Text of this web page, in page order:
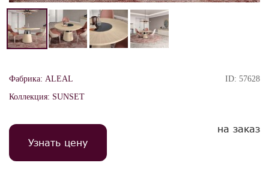
Фабрика: ALEAL
Коллекция: SUNSET
ID: 57628
Узнать цену
на заказ